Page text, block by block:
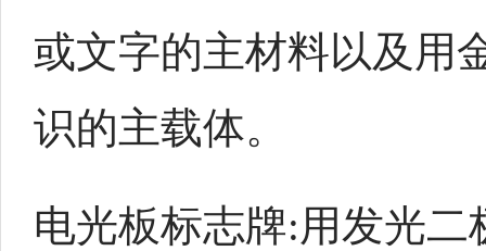
或文字的主材料以及用
识的主载体。
电光板标志牌:用发光二